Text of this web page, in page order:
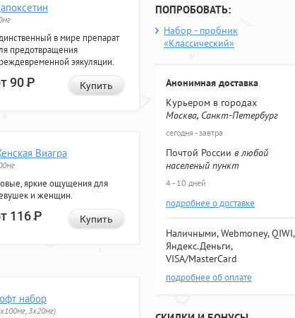
в мире препарат
предотвращения
эякуляции.
90Р Купить
Виагра
яркие ощущения для
и женщин.
116Р Купить
набор
3x20мг)
ПОПРОБОВАТЬ:
Набор - пробник
«Классический»
Анонимная доставка
Курьером в городах
Москва, Санкт-Петербург
сегодня - завтра
Почтой России в любой
населеный пункт
4 - 10 дней
подробнее о доставке
Наличными, Webmoney, QIWI,
Яндекс.Деньги,
VISA/MasterCard
подробнее об оплате